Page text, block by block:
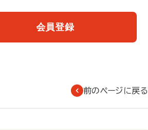
会員登録
前のページに戻る